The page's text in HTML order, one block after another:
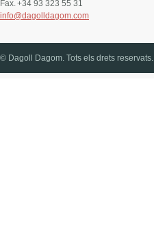
Fax.+34 93 323 55 31
info@dagolldagom.com
© Dagoll Dagom. Tots els drets reservats.